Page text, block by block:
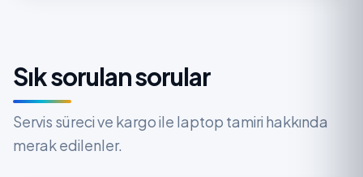
Sık sorulan sorular
Servis süreci ve kargo ile laptop tamiri hakkında
merak edilenler.